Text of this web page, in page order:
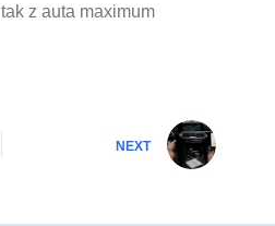
z auta maximum
NEXT